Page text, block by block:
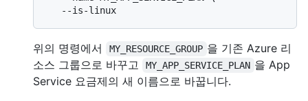
위의 명령에서 MY_RESOURCE_GROUP 을 기존 Azure 리
소스 그룹으로 바꾸고
MY_APP_SERVICE_PLAN 을 App
Service 요금제의 새 이름으로 바꿉니다.